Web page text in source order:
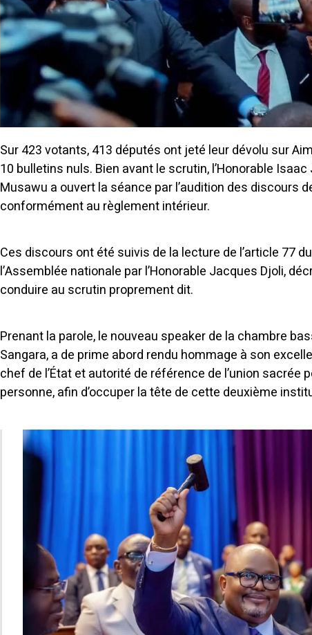
Sur 423 votants, 413 députés ont jeté leur dévolu sur
10 bulletins nuls. Bien avant le scrutin, l’Honorable
Musawu a ouvert la séance par l’audition des discours
conformément au règlement intérieur.
Ces discours ont été suivis de la lecture de l’article 77
l’Assemblée nationale par l’Honorable Jacques Djoli,
conduire au scrutin proprement dit.
Prenant la parole, le nouveau speaker de la chambre
Sangara, a de prime abord rendu hommage à son
chef de l’État et autorité de référence de l’union sacrée
personne, afin d’occuper la tête de cette deuxième